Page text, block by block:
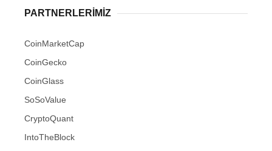
PARTNERLERIMIZ
CoinMarketCap
CoinGecko
CoinGlass
SoSoValue
CryptoQuant
IntoTheBlock